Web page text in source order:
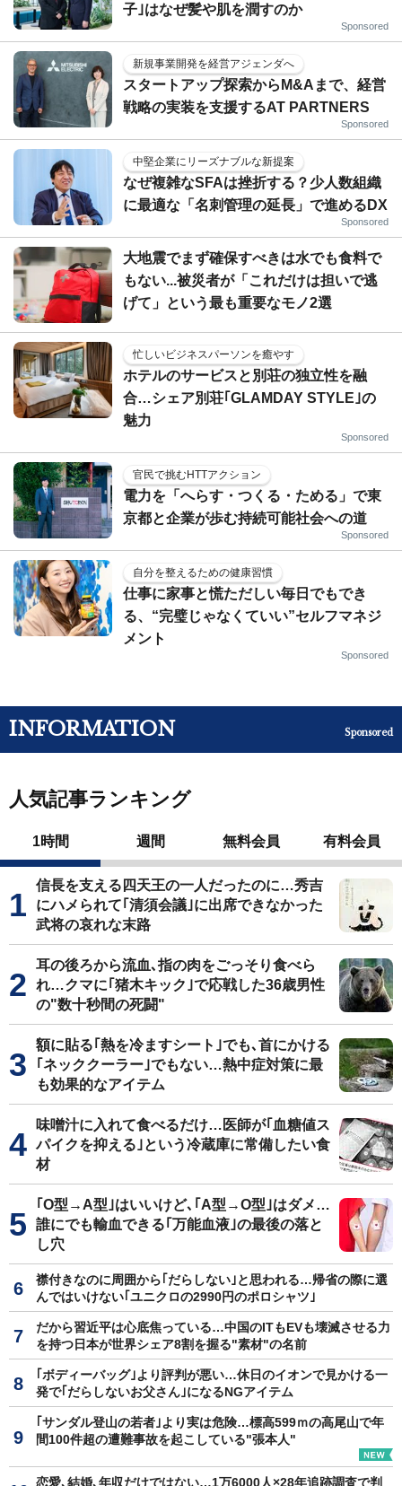
子｣はなぜ髪や肌を潤すのか
Sponsored
新規事業開発を経営アジェンダへ
スタートアップ探索からM&Aまで、経営
戦略の実装を支援するAT PARTNERS
Sponsored
中堅企業にリーズナブルな新提案
なぜ複雑なSFAは挫折する？少人数組織
に最適な「名刺管理の延長」で進めるDX
Sponsored
大地震でまず確保すべきは水でも食料で
もない...被災者が「これだけは担いで逃
げて」という最も重要なモノ2選
忙しいビジネスパーソンを癒やす
ホテルのサービスと別荘の独立性を融
合…シェア別荘｢GLAMDAY STYLE｣の
魅力
Sponsored
官民で挑むHTTアクション
電力を「へらす・つくる・ためる」で東
京都と企業が歩む持続可能社会への道
Sponsored
自分を整えるための健康習慣
仕事に家事と慌ただしい毎日でもでき
る、“完璧じゃなくていい”セルフマネジ
メント
Sponsored
INFORMATION Sponsored
人気記事ランキング
1時間 週間 無料会員 有料会員
信長を支える四天王の一人だったのに…秀吉
にハメられて｢清須会議｣に出席できなかった
武将の哀れな末路
耳の後ろから流血､指の肉をごっそり食べら
れ…クマに｢猪木キック｣で応戦した36歳男性
の"数十秒間の死闘"
額に貼る｢熱を冷ますシート｣でも､首にかける
｢ネッククーラー｣でもない…熱中症対策に最
も効果的なアイテム
味噌汁に入れて食べるだけ…医師が｢血糖値ス
パイクを抑える｣という冷蔵庫に常備したい食
材
｢O型→A型｣はいいけど､｢A型→O型｣はダメ…
誰にでも輸血できる｢万能血液｣の最後の落と
し穴
襟付きなのに周囲から｢だらしない｣と思われる…帰省の際に選
んではいけない｢ユニクロの2990円のポロシャツ｣
だから習近平は心底焦っている…中国のITもEVも壊滅させる力
を持つ日本が世界シェア8割を握る"素材"の名前
｢ボディーバッグ｣より評判が悪い…休日のイオンで見かける一
発で｢だらしないお父さん｣になるNGアイテム
｢サンダル登山の若者｣より実は危険…標高599ｍの高尾山で年
間100件超の遭難事故を起こしている"張本人"
恋愛､結婚､年収だけではない…1万6000人×28年追跡調査で判